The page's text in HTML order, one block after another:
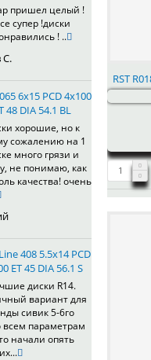
пришел целый !
супер !диски
! ..
С.
6x15 PCD 4x100
48 DIA 54.1 BL
хорошие, но к
сожалению на 1
много грязи и
не понимаю, как
качества! очень
408 5.5x14 PCD
ET 45 DIA 56.1 S
диски R14.
вариант для
сивик 5-6го
всем параметрам
начали опять
RST